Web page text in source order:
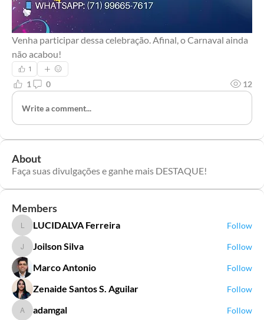
Venha participar dessa celebração. Afinal, o Carnaval ainda
não acabou!
1
1 0 12
Write a comment...
About
Faça suas divulgações e ganhe mais DESTAQUE!
Members
LUCIDALVA Ferreira
LUCIDALVA Ferreira Follow
Joilson Silva
Joilson Silva Follow
Marco Antonio Follow
Zenaide Santos S. Aguilar Follow
adamgal
adamgal Follow